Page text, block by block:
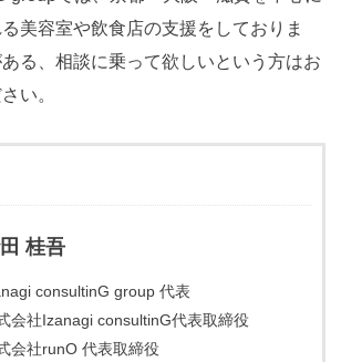
美容室や飲食店の支援をしておりま
る、相談に乗って欲しいという方はお
い。
桂吾
consultinG group 代表
会社Izanagi consultinG代表取締役
会社runO 代表取締役